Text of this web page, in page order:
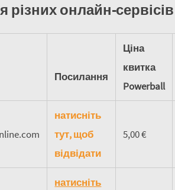
різних онлайн-
Посилання
Ціна
квитка
Powerball
натисніть
тут, щоб
відвідати
5,00 €
натисніть